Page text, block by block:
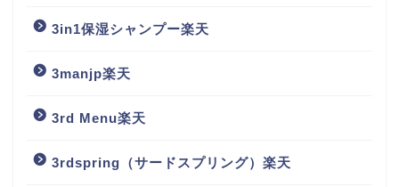
3in1保湿シャンプー楽天
3manjp楽天
3rd Menu楽天
3rdspring（サードスプリング）楽天